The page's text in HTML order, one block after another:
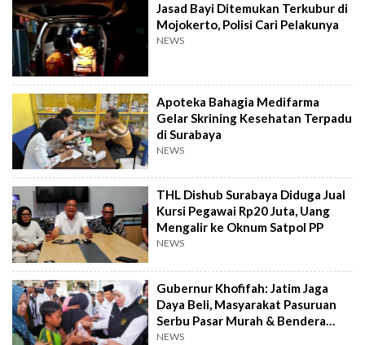
Jasad Bayi Ditemukan Terkubur di
Mojokerto, Polisi Cari Pelakunya
NEWS
Apoteka Bahagia Medifarma
Gelar Skrining Kesehatan Terpadu
di Surabaya
NEWS
THL Dishub Surabaya Diduga Jual
Kursi Pegawai Rp20 Juta, Uang
Mengalir ke Oknum Satpol PP
NEWS
Gubernur Khofifah: Jatim Jaga
Daya Beli, Masyarakat Pasuruan
Serbu Pasar Murah & Bendera
Merah Putih
NEWS